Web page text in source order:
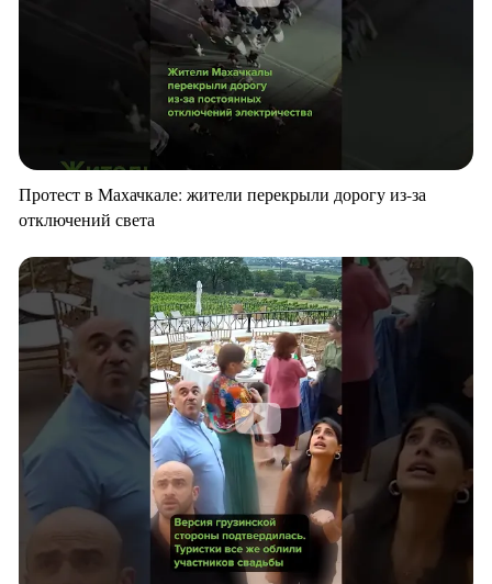
Протест в Махачкале: жители перекрыли дорогу из-за
отключений света